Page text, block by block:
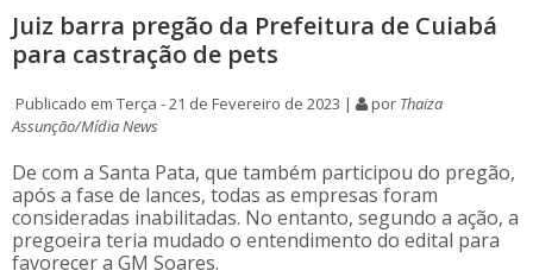
Juiz barra pregão da Prefeitura de Cuiabá
para castração de pets
Publicado em Terça - 21 de Fevereiro de 2023 | por Thaiza
Assunção/Mídia News
De com a Santa Pata, que também participou do pregão,
após a fase de lances, todas as empresas foram
consideradas inabilitadas. No entanto, segundo a ação, a
pregoeira teria mudado o entendimento do edital para
favorecer a GM Soares.